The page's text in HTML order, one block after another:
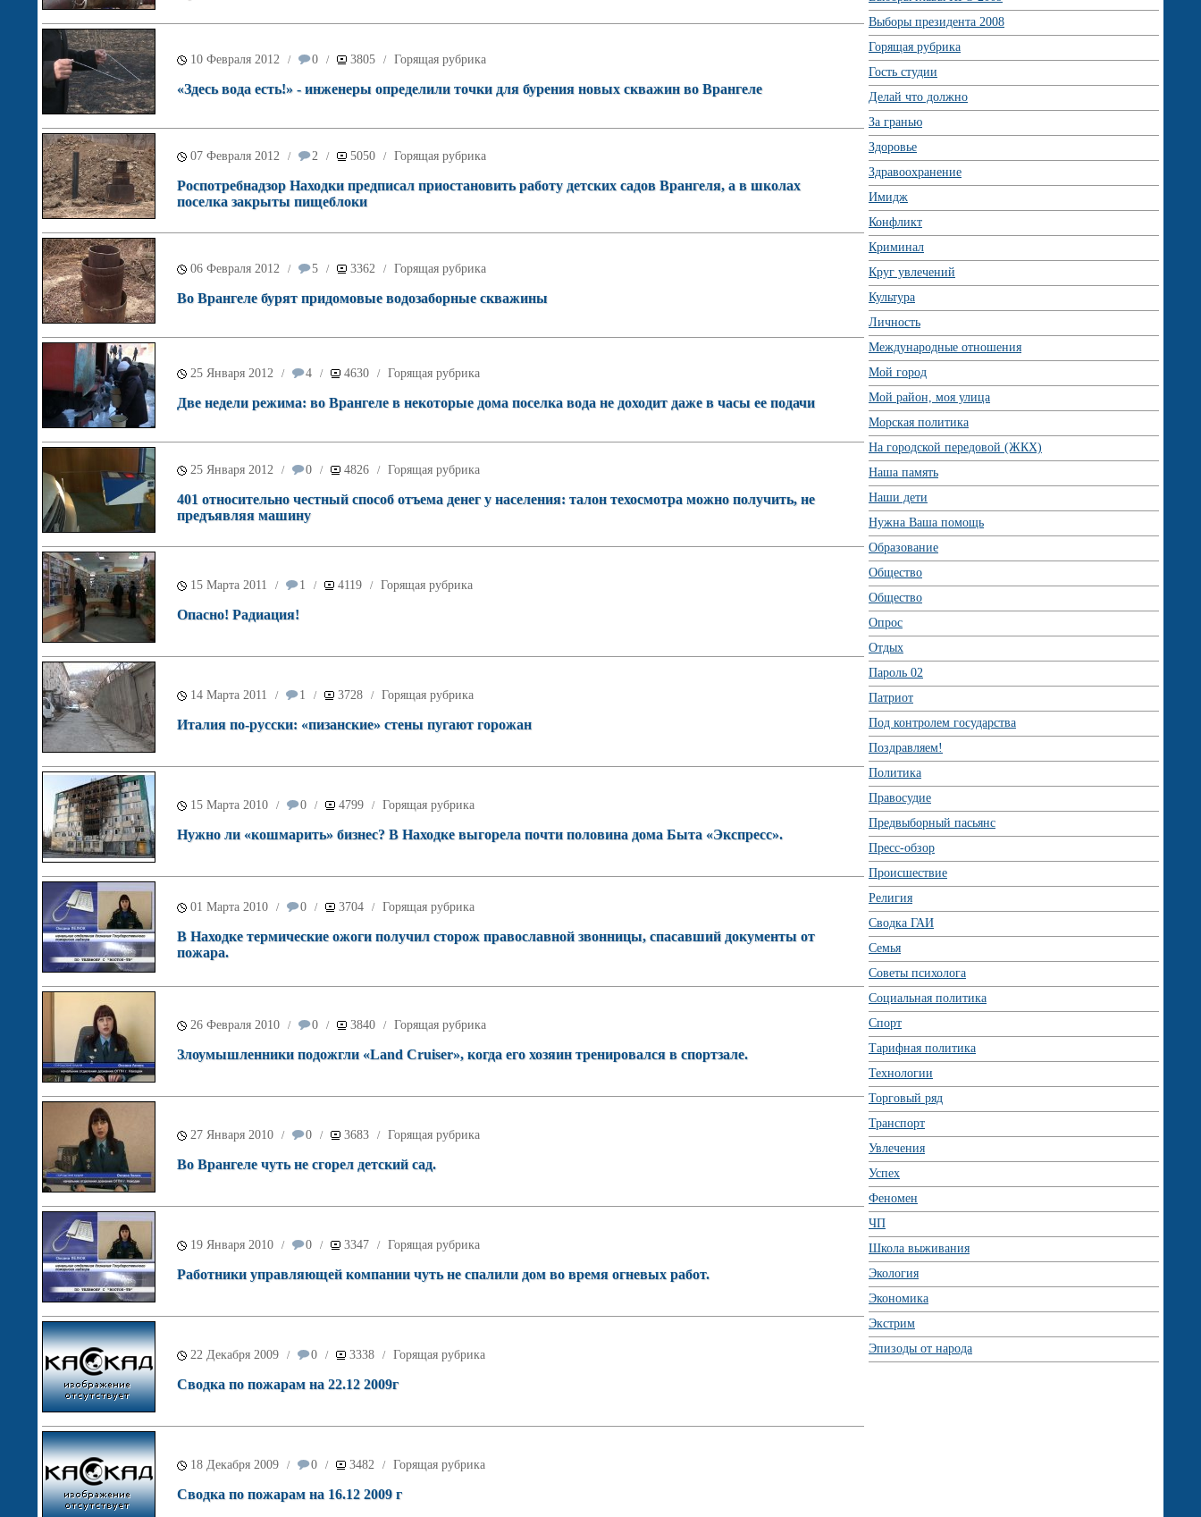
10 Февраля 2012 / 0 / 3805 / Горящая рубрика
«Здесь вода есть!» - инженеры определили точки для бурения новых скважин во Врангеле
07 Февраля 2012 / 2 / 5050 / Горящая рубрика
Роспотребнадзор Находки предписал приостановить работу детских садов Врангеля, а в школах
поселка закрыты пищеблоки
06 Февраля 2012 / 5 / 3362 / Горящая рубрика
Во Врангеле бурят придомовые водозаборные скважины
25 Января 2012 / 4 / 4630 / Горящая рубрика
Две недели режима: во Врангеле в некоторые дома поселка вода не доходит даже в часы ее подачи
25 Января 2012 / 0 / 4826 / Горящая рубрика
401 относительно честный способ отъема денег у населения: талон техосмотра можно получить, не
предъявляя машину
15 Марта 2011 / 1 / 4119 / Горящая рубрика
Опасно! Радиация!
14 Марта 2011 / 1 / 3728 / Горящая рубрика
Италия по-русски: «пизанские» стены пугают горожан
15 Марта 2010 / 0 / 4799 / Горящая рубрика
Нужно ли «кошмарить» бизнес? В Находке выгорела почти половина дома Быта «Экспресс».
01 Марта 2010 / 0 / 3704 / Горящая рубрика
В Находке термические ожоги получил сторож православной звонницы, спасавший документы от
пожара.
26 Февраля 2010 / 0 / 3840 / Горящая рубрика
Злоумышленники подожгли «Land Cruiser», когда его хозяин тренировался в спортзале.
27 Января 2010 / 0 / 3683 / Горящая рубрика
Во Врангеле чуть не сгорел детский сад.
19 Января 2010 / 0 / 3347 / Горящая рубрика
Работники управляющей компании чуть не спалили дом во время огневых работ.
22 Декабря 2009 / 0 / 3338 / Горящая рубрика
Сводка по пожарам на 22.12 2009г
18 Декабря 2009 / 0 / 3482 / Горящая рубрика
Сводка по пожарам на 16.12 2009 г
Выборы президента 2008
Горящая рубрика
Гость студии
Делай что должно
За гранью
Здоровье
Здравоохранение
Имидж
Конфликт
Криминал
Круг увлечений
Культура
Личность
Международные отношения
Мой город
Мой район, моя улица
Морская политика
На городской передовой (ЖКХ)
Наша память
Наши дети
Нужна Ваша помощь
Образование
Общество
Общество
Опрос
Отдых
Пароль 02
Патриот
Под контролем государства
Поздравляем!
Политика
Правосудие
Предвыборный пасьянс
Пресс-обзор
Происшествие
Религия
Сводка ГАИ
Семья
Советы психолога
Социальная политика
Спорт
Тарифная политика
Технологии
Торговый ряд
Транспорт
Увлечения
Успех
Феномен
ЧП
Школа выживания
Экология
Экономика
Экстрим
Эпизоды от народа